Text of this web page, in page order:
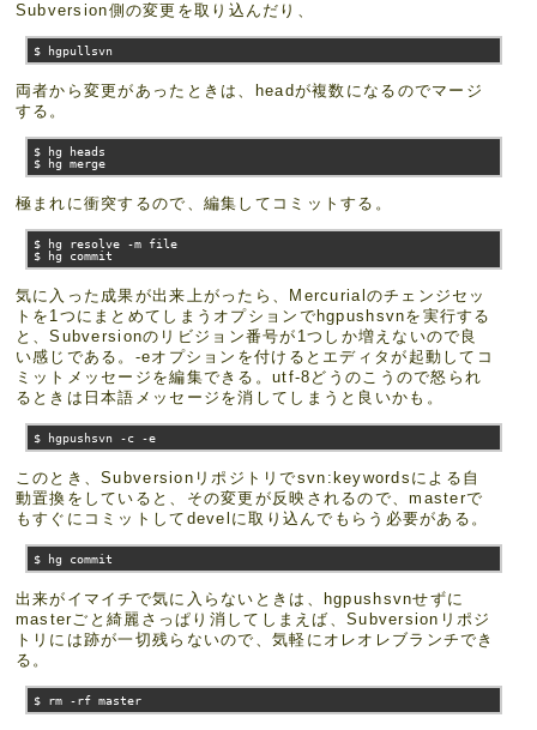
Subversion側の変更を取り込んだり、
$ hgpullsvn
両者から変更があったときは、headが複数になるのでマージ
する。
$ hg heads
$ hg merge
極まれに衝突するので、編集してコミットする。
$ hg resolve -m file
$ hg commit
気に入った成果が出来上がったら、Mercurialのチェンジセッ
トを1つにまとめてしまうオプションでhgpushsvnを実行する
と、Subversionのリビジョン番号が1つしか増えないので良
い感じである。-eオプションを付けるとエディタが起動してコ
ミットメッセージを編集できる。utf-8どうのこうので怒られ
るときは日本語メッセージを消してしまうと良いかも。
$ hgpushsvn -c -e
このとき、Subversionリポジトリでsvn:keywordsによる自
動置換をしていると、その変更が反映されるので、masterで
もすぐにコミットしてdevelに取り込んでもらう必要がある。
$ hg commit
出来がイマイチで気に入らないときは、hgpushsvnせずに
masterごと綺麗さっぱり消してしまえば、Subversionリポジ
トリには跡が一切残らないので、気軽にオレオレブランチでき
る。
$ rm -rf master